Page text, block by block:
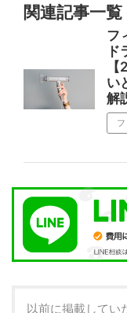
関連記事一覧
フ
ド
い
解
以前に掲載してい